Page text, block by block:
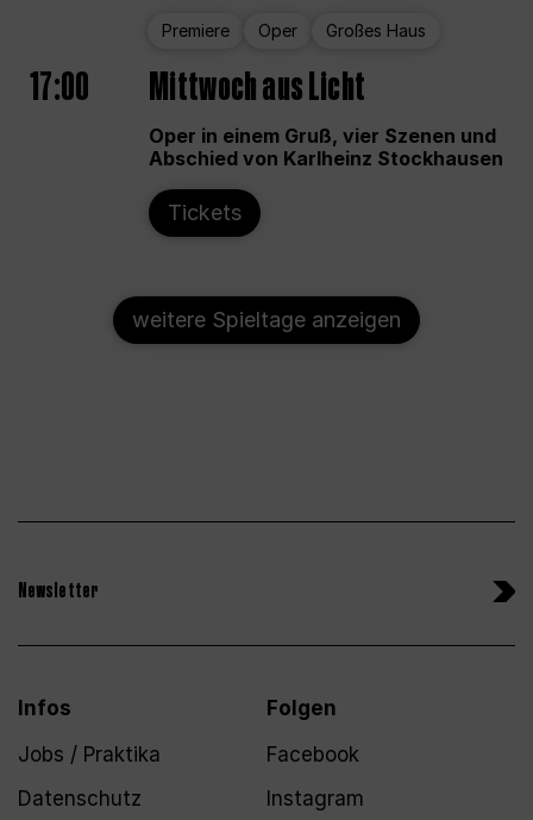
Premiere Oper Großes Haus
17:00 Mittwoch aus Licht
Oper in einem Gruß, vier Szenen und
Abschied von Karlheinz Stockhausen
Tickets
weitere Spieltage anzeigen
Newsletter
Infos
Jobs / Praktika
Datenschutz
Folgen
Facebook
Instagram